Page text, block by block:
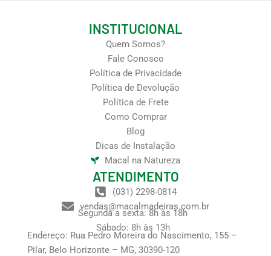
INSTITUCIONAL
Quem Somos?
Fale Conosco
Política de Privacidade
Política de Devolução
Política de Frete
Como Comprar
Blog
Dicas de Instalação
Macal na Natureza
ATENDIMENTO
(031) 2298-0814
vendas@macalmadeiras.com.br
Segunda a sexta: 8h às 18h
Sábado: 8h às 13h
Endereço: Rua Pedro Moreira do Nascimento, 155 –
Pilar, Belo Horizonte – MG, 30390-120